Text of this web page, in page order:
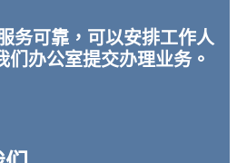
务可靠，可以安排工作人
们办公室提交办理业务。